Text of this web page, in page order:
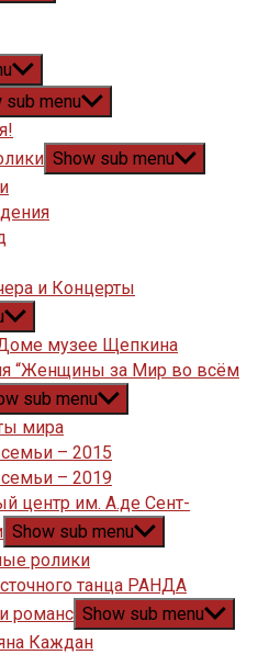
sub menu
Show sub menu
и Концерты
музее Щепкина
“Женщины за Мир во всём
sub menu
мира
– 2015
– 2019
центр им. А.де Сент-
Show sub menu
ролики
танца РАНДА
романс Show sub menu
Каждан